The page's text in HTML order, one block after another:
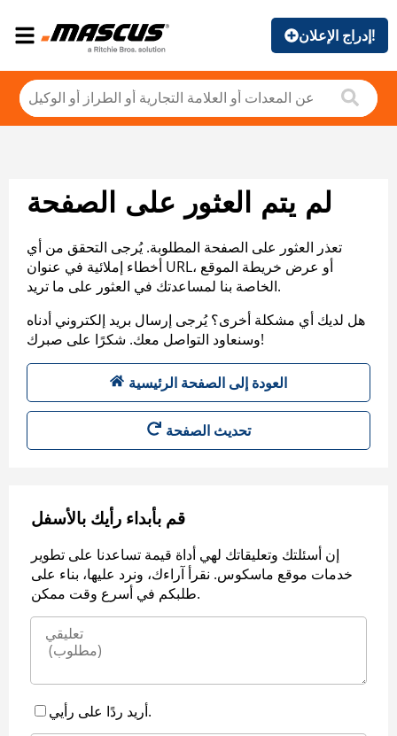
إدراج الإعلان!
لم يتم العثور على الصفحة
تعذر العثور على الصفحة المطلوبة. يُرجى التحقق من أي
أخطاء إملائية في عنوان URL، أو عرض خريطة الموقع
الخاصة بنا لمساعدتك في العثور على ما تريد.
هل لديك أي مشكلة أخرى؟ يُرجى إرسال بريد إلكتروني أدناه
وسنعاود التواصل معك. شكرًا على صبرك!
العودة إلى الصفحة الرئيسية
تحديث الصفحة
قم بأبداء رأيك بالأسفل
إن أسئلتك وتعليقاتك لهي أداة قيمة تساعدنا على تطوير
خدمات موقع ماسكوس. نقرأ آراءك، ونرد عليها، بناء على
طلبكم في أسرع وقت ممكن.
أريد ردًا على رأيي.